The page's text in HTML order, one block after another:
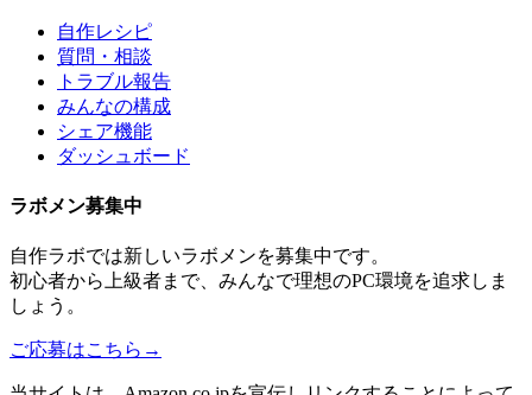
自作レシピ
質問・相談
トラブル報告
みんなの構成
シェア機能
ダッシュボード
ラボメン募集中
自作ラボでは新しいラボメンを募集中です。
初心者から上級者まで、みんなで理想のPC環境を追求しま
しょう。
ご応募はこちら →